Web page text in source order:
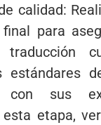
calidad:
para
estándares
con sus
esta etapa,